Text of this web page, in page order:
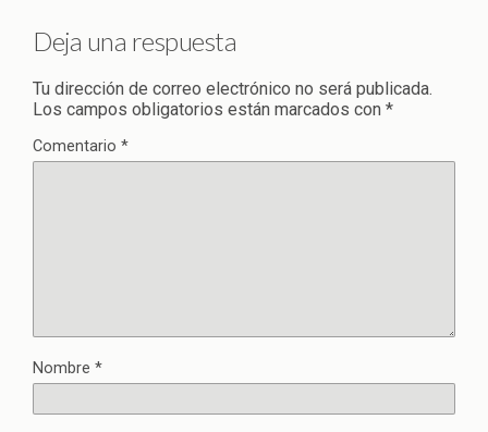
Deja una respuesta
Tu dirección de correo electrónico no será publicada.
Los campos obligatorios están marcados con *
Comentario *
Nombre *